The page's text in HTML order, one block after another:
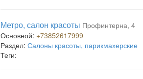
Метро, салон красоты Профинтерна, 4
Основной: +73852617999
Раздел: Салоны красоты, парикмахерские
Теги: